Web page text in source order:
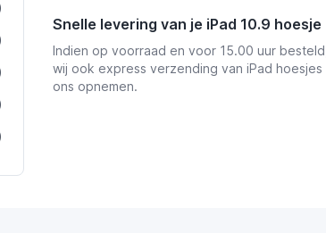
product
product
product
product
product
Snelle levering van je iPad 10.9 hoesje
Indien op voorraad en voor 15.00 uur
wij ook express verzending van iPad
ons opnemen.